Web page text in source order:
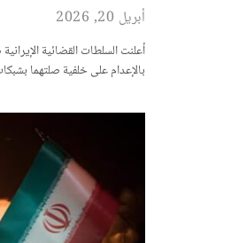
أبريل 20, 2026
أعلنت السلطات القضائية
بالإعدام على خلفية صلتهما